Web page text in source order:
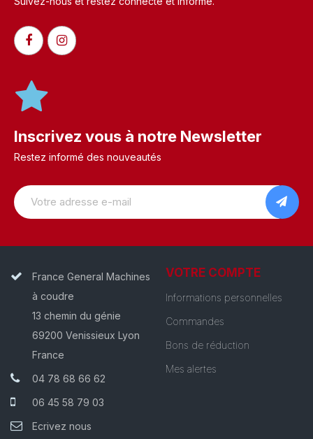
Inscrivez vous à notre Newsletter
Restez informé des nouveautés
France General Machines
à coudre
13 chemin du génie
69200 Venissieux Lyon
France
04 78 68 66 62
06 45 58 79 03
Ecrivez nous
VOTRE COMPTE
Informations personnelles
Commandes
Bons de réduction
Mes alertes